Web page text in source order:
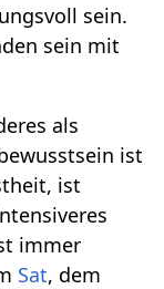
sein.
sein mit
als
ist
ist
immer
Sat, dem